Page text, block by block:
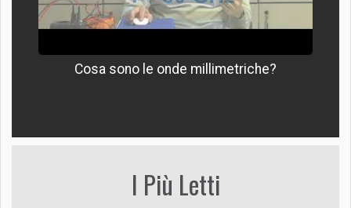
Cosa sono le onde millimetriche?
I Più Letti